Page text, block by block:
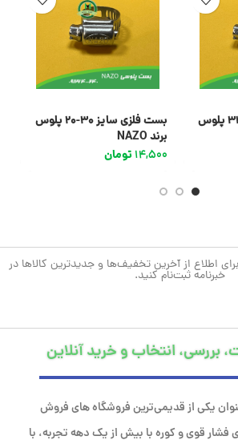
بست فلزی سایز 51-32 پلوس
بست فلزی سایز 30-20 پلوس
برند NAZO
14,500تومان
اطلاع از آخرین تخفیف‌ها و جدیدترین کالاها در
خبرنامه ثبت‌نام کنید.
بررسی، انتخاب و خرید آنلاین
یکی از قدیمی‌ترین فروشگاه های فروش
قوی و کوره با بیش از یک دهه تجربه، با